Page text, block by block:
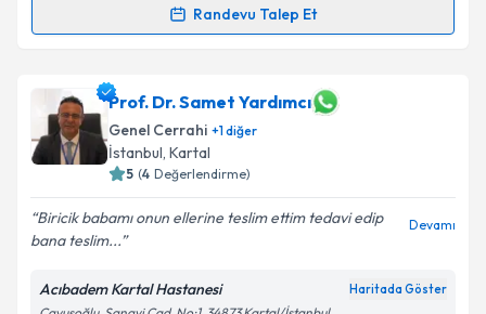
kapsamda işlenmesini kabul ediyorum.
Randevu Talep Et
Randevu Takvimi Talebi
Prof. Dr. Cüneyt Kayaalpiçin randevu takvimi talebi
oluşturun. Size bu uzmandan randevu almanız için bir
takvim hazırlandığında e-posta ile bilgilendireceğiz.
E-posta Adresiniz
Kişisel verilerimin işlenmesine ilişkin
Aydınlatma
Prof. Dr. Samet Yardımcı
Genel Cerrahi +1diğer
İstanbul, Kartal
5 (4 Değerlendirme)
Biricik babamı onun ellerine teslim ettim tedavi edip
bana teslim...
Devamı
Acıbadem Kartal Hastanesi Haritada Göster